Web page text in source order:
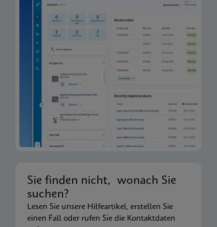
Sie finden nicht, wonach Sie
suchen?
Lesen Sie unsere Hilfeartikel, erstellen Sie
einen Fall oder rufen Sie die Kontaktdaten